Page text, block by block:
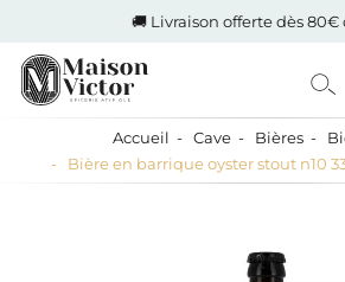
🚚 Livraison offerte dès 80€
Accueil Cave Bières
Bière en barrique oyster stout n10